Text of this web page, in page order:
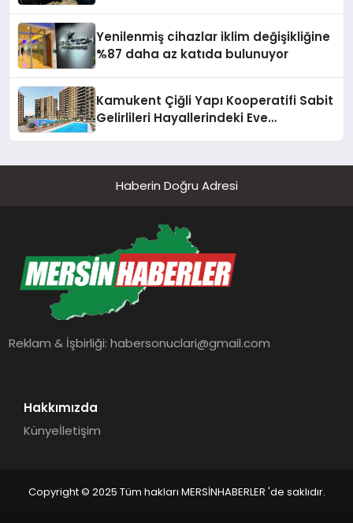
Yenilenmiş cihazlar iklim değişikliğine
%87 daha az katıda bulunuyor
Kamukent Çiğli Yapı Kooperatifi Sabit
Gelirlileri Hayallerindeki Eve
Haberin Doğru Adresi
Reklam & İşbirliği:habersonuclari@gmail.com
Hakkımızda
Künyeİletişim
Copyright © 2025 Tüm hakları MERSİNHABERLER 'de saklıdır.